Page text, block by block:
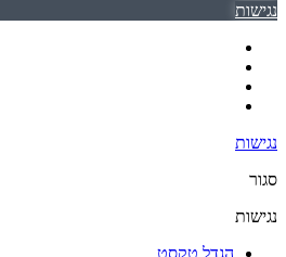
נגישות
נגישות
סגור
נגישות